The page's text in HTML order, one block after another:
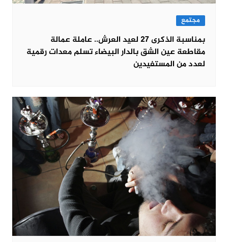
مجتمع
بمناسبة الذكرى 27 لعيد العرش.. عاملة عمالة
مقاطعة عين الشق بالدار البيضاء تسلم معدات رقمية
لعدد من المستفيدين